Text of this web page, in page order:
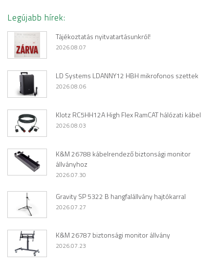
Legújabb hírek:
Tájékoztatás nyitvatartásunkról!
2026.08.07
LD Systems LDANNY12 HBH mikrofonos szettek
2026.08.06
Klotz RC5HH12A High Flex RamCAT hálózati kábel
2026.08.03
K&M 26788 kábelrendező biztonsági monitor
állványhoz
2026.07.30
Gravity SP 5322 B hangfalállvány hajtókarral
2026.07.27
K&M 26787 biztonsági monitor állvány
2026.07.23